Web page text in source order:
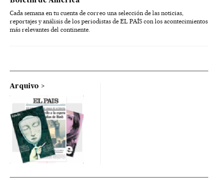
Cada semana en tu cuenta de correo una selección de las noticias,
reportajes y análisis de los periodistas de EL PAÍS con los acontecimientos
más relevantes del continente.
Arquivo